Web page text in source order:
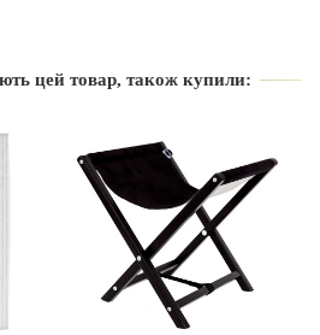
Україна
Екошкіра
цей товар, також купили: